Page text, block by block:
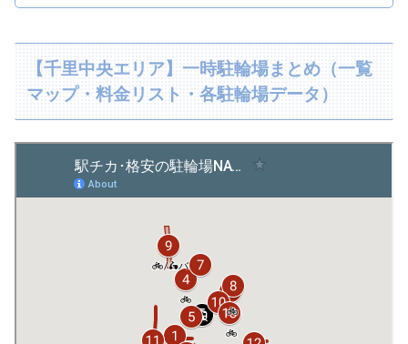
【千里中央エリア】一時駐輪場まとめ（一覧
マップ・料金リスト・各駐輪場データ）